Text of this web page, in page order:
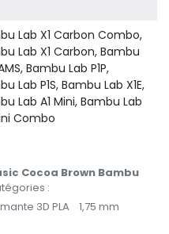
Lab X1 Carbon Combo,
Lab X1 Carbon, Bambu
Bambu Lab P1P,
Lab P1S, Bambu Lab X1E,
Lab A1 Mini, Bambu Lab
Combo
Cocoa Brown Bambu
:
3D PLA
1,75 mm